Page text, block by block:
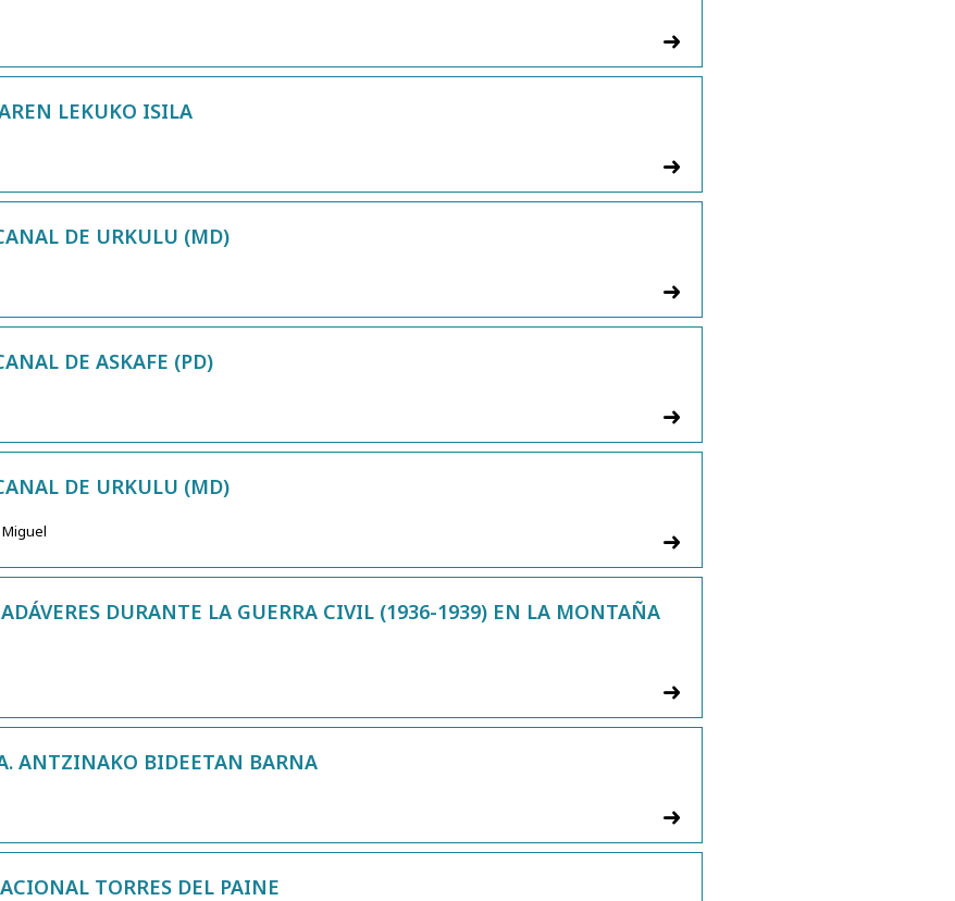
LEKUKO ISILA
DE URKULU (MD)
DE ASKAFE (PD)
DE URKULU (MD)
DURANTE LA GUERRA CIVIL (1936-1939) EN LA MONTAÑA
ANTZINAKO BIDEETAN BARNA
TORRES DEL PAINE